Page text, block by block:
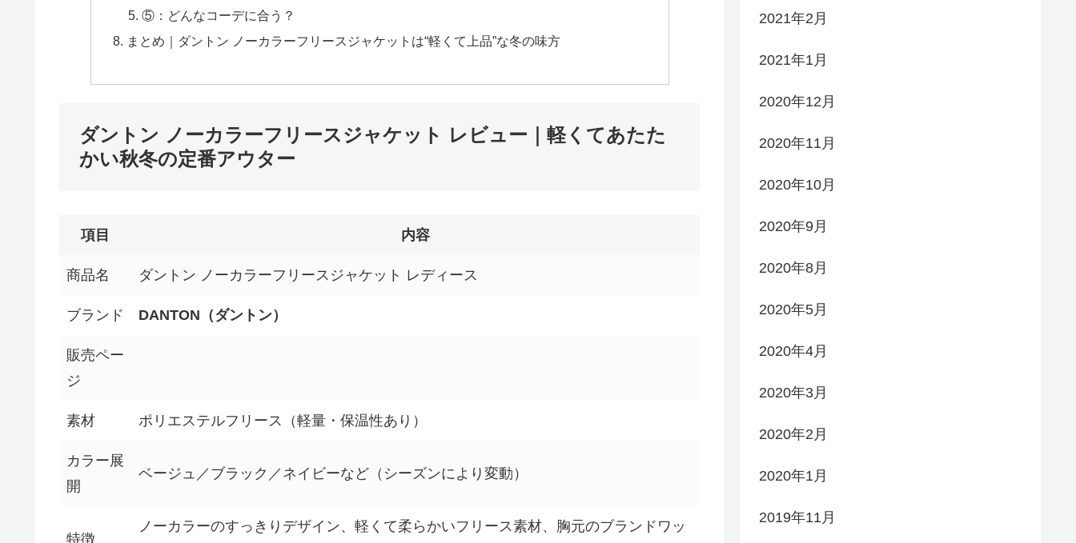
⑤：どんなコーデに合う？
まとめ｜ダントン ノーカラーフリースジャケットは“軽くて上品”な冬の味方
ダントン ノーカラーフリースジャケット レビュー｜軽くてあたた
かい秋冬の定番アウター
項目 内容
商品名 ダントン ノーカラーフリースジャケット レディース
ブランド DANTON（ダントン）
販売ペー
ジ
素材 ポリエステルフリース（軽量・保温性あり）
カラー展
開
ベージュ／ブラック／ネイビーなど（シーズンにより変動）
特徴
ノーカラーのすっきりデザイン、軽くて柔らかいフリース素材、胸元のブランドワッ
2021年2月
2021年1月
2020年12月
2020年11月
2020年10月
2020年9月
2020年8月
2020年5月
2020年4月
2020年3月
2020年2月
2020年1月
2019年11月